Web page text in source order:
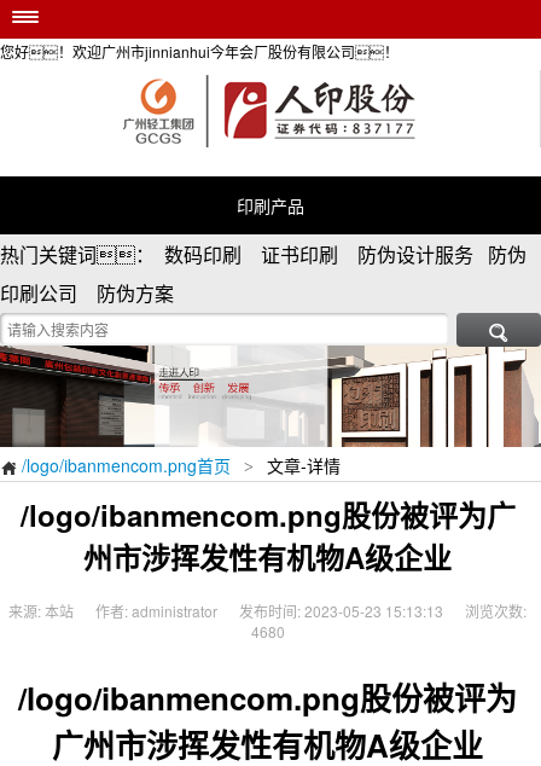
您好！欢迎广州市jinnianhui今年会厂股份有限公司！
印刷产品
/logo/ibanmencom.png首页
防伪资讯
关于/logo/ibanmencom.png
热门关键词： 数码印刷 证书印刷 防伪设计服务 防伪
印刷公司 防伪方案

 /logo/ibanmencom.png首页 > 文章-详情
/logo/ibanmencom.png股份被评为广
州市涉挥发性有机物A级企业
来源: 本站 作者: administrator 发布时间: 2023-05-23 15:13:13
浏览次数:
4680
/logo/ibanmencom.png股份被评为
广州市涉挥发性有机物A级企业